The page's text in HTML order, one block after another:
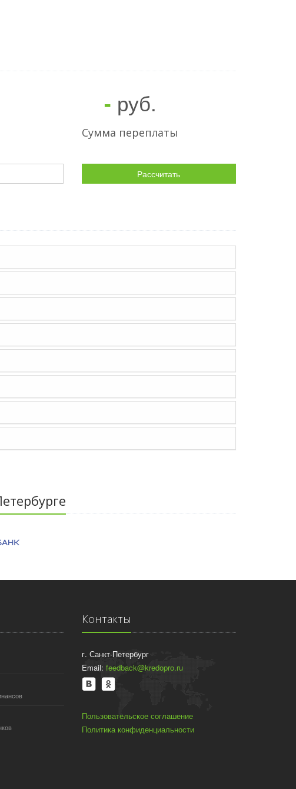
- руб.
Сумма переплаты
Рассчитать
Контакты
г. Санкт-Петербург
Email: feedback@kredopro.ru
Пользовательское соглашение
Политика конфиденциальности